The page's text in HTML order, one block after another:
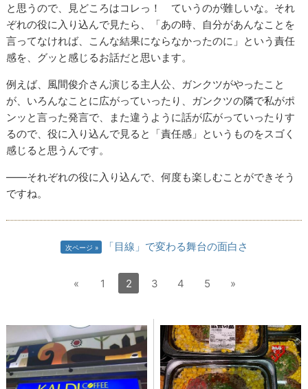
と思うので、見どころはコレっ！ ていうのが難しいな。それ
ぞれの役に入り込んで見たら、「あの時、自分があんなことを
言ってなければ、こんな結果にならなかったのに」という責任
感を、グッと感じるお話だと思います。
例えば、風間俊介さん演じる主人公、ガンクツがやったこと
が、いろんなことに広がっていったり、ガンクツの隣で私がポ
ンッと言った発言で、また違うように話が広がっていったりす
るので、役に入り込んで見ると「責任感」というものをスゴく
感じると思うんです。
――それぞれの役に入り込んで、何度も楽しむことができそう
ですね。
次ページ 「目線」で変わる舞台の面白さ
« 1 2 3 4 5 »